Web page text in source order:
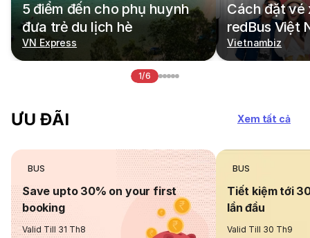
5 điểm đến cho phụ huynh
đưa trẻ du lịch hè
VN Express
Cách đặt vé
redBus Việt
Vietnambiz
1/6
ƯU ĐÃI Xem tất cả
BUS
Save upto 30% on your first
booking
Valid Till 31 Th8
BUS
Tiết kiệm tới
lần đầu
Valid Till 30 Th9